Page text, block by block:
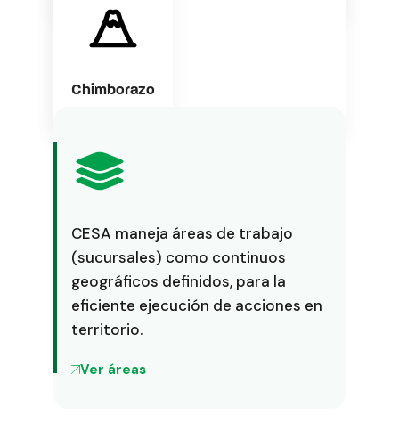
Chimborazo
CESA maneja áreas de trabajo
(sucursales) como continuos
geográficos definidos, para la
eficiente ejecución de acciones en
territorio.
Ver áreas